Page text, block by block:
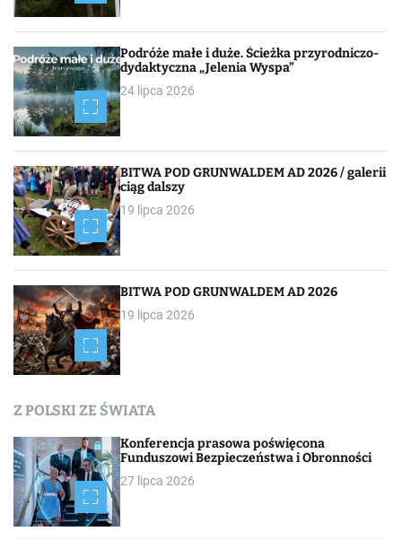
Podróże małe i duże. Ścieżka przyrodniczo-
dydaktyczna „Jelenia Wyspa”
24 lipca 2026
BITWA POD GRUNWALDEM AD 2026 / galerii
ciąg dalszy
19 lipca 2026
BITWA POD GRUNWALDEM AD 2026
19 lipca 2026
Z POLSKI ZE ŚWIATA
Konferencja prasowa poświęcona
Funduszowi Bezpieczeństwa i Obronności
27 lipca 2026